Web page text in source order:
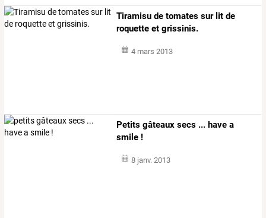
Tiramisu de tomates sur lit de
roquette et grissinis.
4 mars 2013
Petits gâteaux secs ... have a
smile !
8 janv. 2013